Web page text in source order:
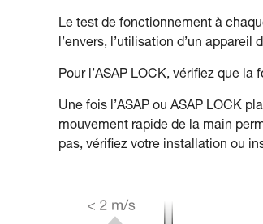
Le test de fonctionnement à
l’envers, l’utilisation d’un
Pour l’ASAP LOCK, vérifiez que
Une fois l’ASAP ou ASAP LOCK
mouvement rapide de la main
pas, vérifiez votre installation ou